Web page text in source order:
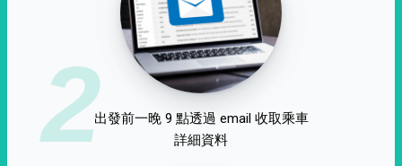
2出發前一晚 9 點透過 email 收取乘車
詳細資料